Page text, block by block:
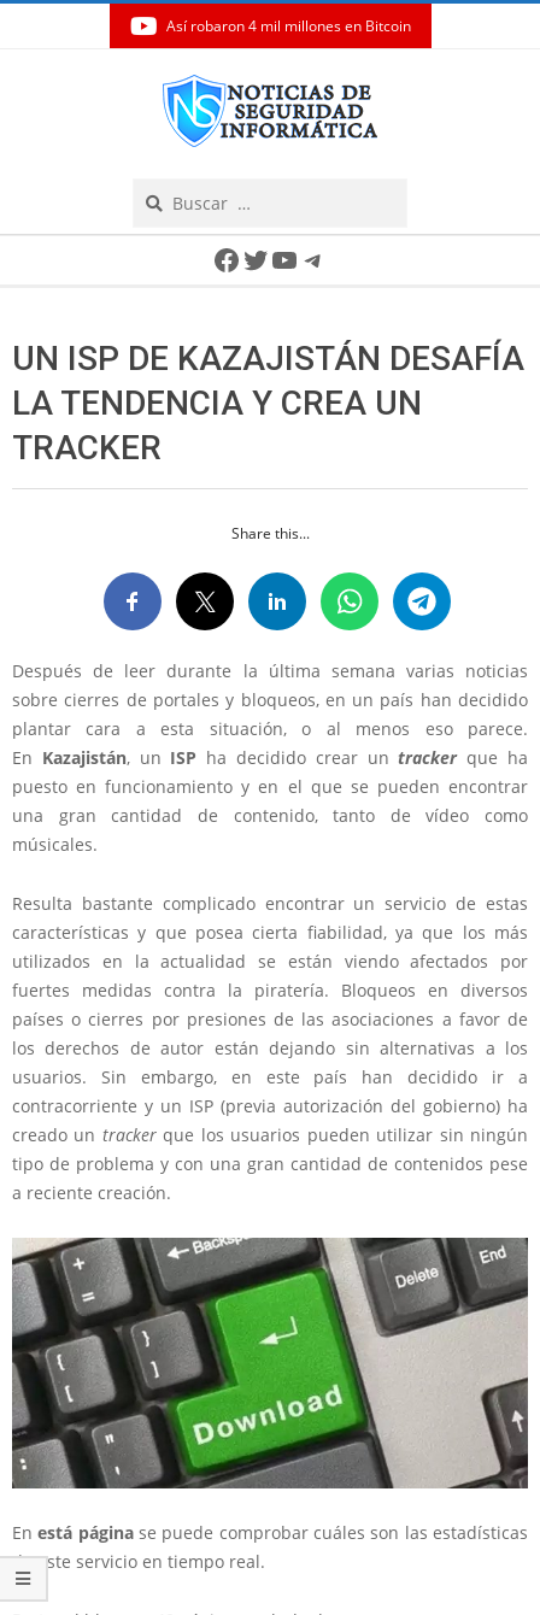
Así robaron 4 mil millones en Bitcoin
Facebook
Twitter
YouTube
Telegram
UN ISP DE KAZAJISTÁN DESAFÍA
LA TENDENCIA Y CREA UN
TRACKER
Share this...
Después de leer durante la última semana varias noticias
sobre cierres de portales y bloqueos, en un país han decidido
plantar cara a esta situación, o al menos eso parece.
En Kazajistán, un ISP ha decidido crear untracker que ha
puesto en funcionamiento y en el que se pueden encontrar
una gran cantidad de contenido, tanto de vídeo como
músicales.
Resulta bastante complicado encontrar un servicio de estas
características y que posea cierta fiabilidad, ya que los más
utilizados en la actualidad se están viendo afectados por
fuertes medidas contra la piratería. Bloqueos en diversos
países o cierres por presiones de las asociaciones a favor de
los derechos de autor están dejando sin alternativas a los
usuarios. Sin embargo, en este país han decidido ir a
contracorriente y un ISP (previa autorización del gobierno) ha
creado un trackerque los usuarios pueden utilizar sin ningún
tipo de problema y con una gran cantidad de contenidos pese
a reciente creación.
Enestá páginase puede comprobar cuáles son las estadísticas
de este servicio en tiempo real.